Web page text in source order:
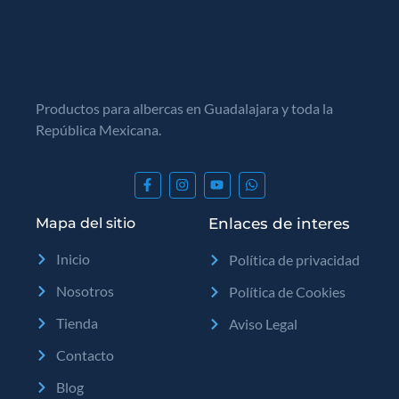
Productos para albercas en Guadalajara y toda la
República Mexicana.
Mapa del sitio
Inicio
Nosotros
Tienda
Contacto
Blog
Enlaces de interes
Política de privacidad
Política de Cookies
Aviso Legal